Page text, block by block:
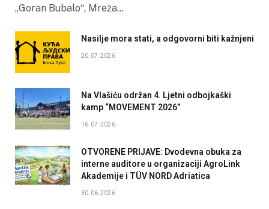
„Goran Bubalo“, Mreža…
Nasilje mora stati, a odgovorni biti kažnjeni
20.07.2026
Na Vlašiću održan 4. Ljetni odbojkaški
kamp “MOVEMENT 2026”
16.07.2026
OTVORENE PRIJAVE: Dvodevna obuka za
interne auditore u organizaciji AgroLink
Akademije i TÜV NORD Adriatica
30.06.2026